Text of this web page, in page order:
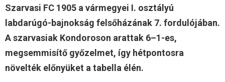
Szarvasi FC 1905 a vármegyei I. osztályú
labdarúgó-bajnokság felsőházának 7. fordulójában.
A szarvasiak Kondoroson arattak 6–1-es,
megsemmisítő győzelmet, így hétpontosra
növelték előnyüket a tabella élén.